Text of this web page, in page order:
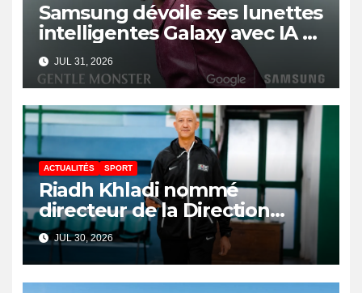
Samsung dévoile ses lunettes
intelligentes Galaxy avec IA et
Gemini
JUL 31, 2026
ACTUALITÉS SPORT
Riadh Khladi nommé
directeur de la Direction
Nationale de l’Arbitrage
JUL 30, 2026